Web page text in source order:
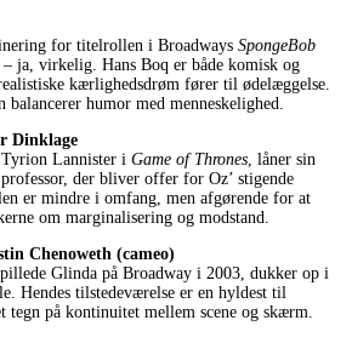
for titelrollen i Broadways SpongeBob
– ja, virkelig. Hans Boq er både komisk og
kærlighedsdrøm fører til ødelæggelse.
humor med menneskelighed.
Dinklage
Lannister i Game of Thrones , låner sin
der bliver offer for Oz’ stigende
er mindre i omfang, men afgørende for at
om marginalisering og modstand.
Chenoweth (cameo)
Glinda på Broadway i 2003, dukker op i
Hendes tilstedeværelse er en hyldest til
tegn på kontinuitet mellem scene og skærm.